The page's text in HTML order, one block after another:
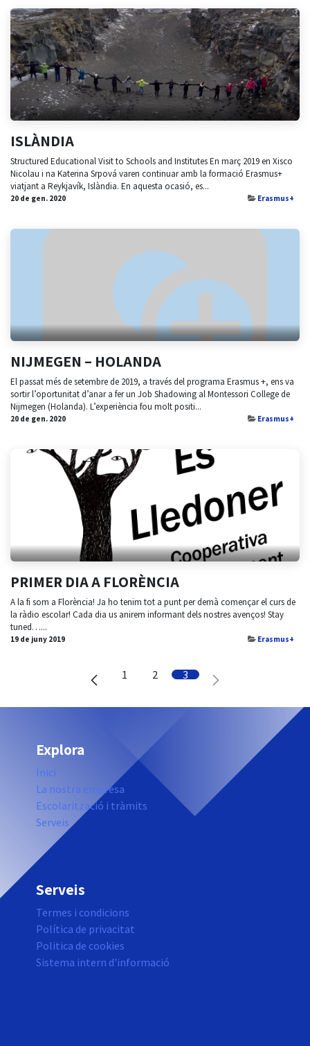
ISLÀNDIA
Structured Educational Visit to Schools and Institutes En març 2019 en Xisco
Nicolau i na Katerina Srpová varen continuar amb la formació Erasmus+
viatjant a Reykjavík, Islàndia. En aquesta ocasió, es...
20 de gen. 2020 Erasmus+
NIJMEGEN – HOLANDA
El passat més de setembre de 2019, a través del programa Erasmus +, ens va
sortir l’oportunitat d’anar a fer un Job Shadowing al Montessori College de
Nijmegen (Holanda). L’experiència fou molt positi...
20 de gen. 2020 Erasmus+
PRIMER DIA A FLORÈNCIA
A la fi som a Florència! Ja ho tenim tot a punt per demà començar el curs de
la ràdio escolar! Cada dia us anirem informant dels nostres avenços! Stay
tuned…...
19 de juny 2019 Erasmus+
1 2 3
Explora
Inici
La nostra empresa
Escolarització i tràmits
Serveis
Serveis
Termes i condicions
Política de privacitat
Politica de cookies
Sistema intern d'informació